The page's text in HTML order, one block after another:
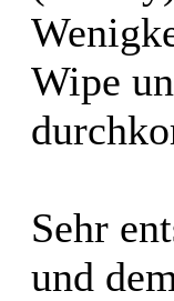
Wipe
Sehr
und